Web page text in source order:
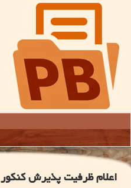
اعلام ظرفیت پذیرش كنكور 1400